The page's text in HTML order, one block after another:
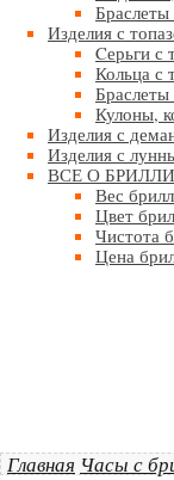
Изделия с
Cерьги с
Кольца с
Браслеты
Кулоны,
Изделия с
Изделия с
ВСЕ О
Вес
Цвет
Чистота
Цена
ГлавнаяЧасы с